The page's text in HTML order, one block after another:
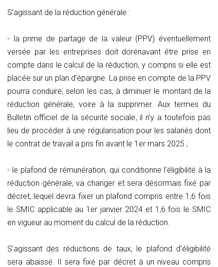
S’agissant de la réduction générale :
- la prime de partage de la valeur (PPV) éventuellement
versée par les entreprises doit dorénavant être prise en
compte dans le calcul de la réduction, y compris si elle est
placée sur un plan d’épargne. La prise en compte de la PPV
pourra conduire, selon les cas, à diminuer le montant de la
réduction générale, voire à la supprimer. Aux termes du
Bulletin officiel de la sécurité sociale, il n’y a toutefois pas
lieu de procéder à une régularisation pour les salariés dont
le contrat de travail a pris fin avant le 1er mars 2025 ;
- le plafond de rémunération, qui conditionne l’éligibilité à la
réduction générale, va changer et sera désormais fixé par
décret, lequel devra fixer un plafond compris entre 1,6 fois
le SMIC applicable au 1er janvier 2024 et 1,6 fois le SMIC
en vigueur au moment du calcul de la réduction.
S’agissant des réductions de taux, le plafond d’éligibilité
sera abaissé. Il sera fixé par décret à un niveau compris